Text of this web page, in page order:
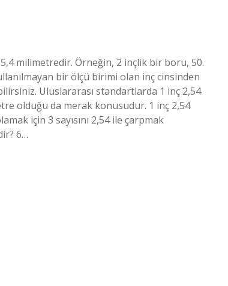
milimetredir. Örneğin, 2 inçlik bir boru, 50.
bir ölçü birimi olan inç cinsinden
Uluslararası standartlarda 1 inç 2,54
olduğu da merak konusudur. 1 inç 2,54
için 3 sayısını 2,54 ile çarpmak
6…